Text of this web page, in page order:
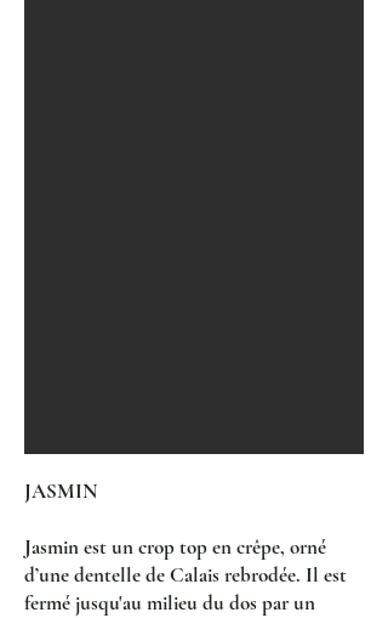
JASMIN
Jasmin est un crop top en crêpe, orné
d’une dentelle de Calais rebrodée. Il est
fermé jusqu'au milieu du dos par un